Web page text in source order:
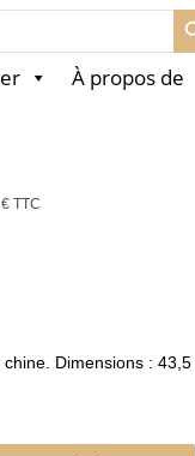
À propos de
TTC
Dimensions :